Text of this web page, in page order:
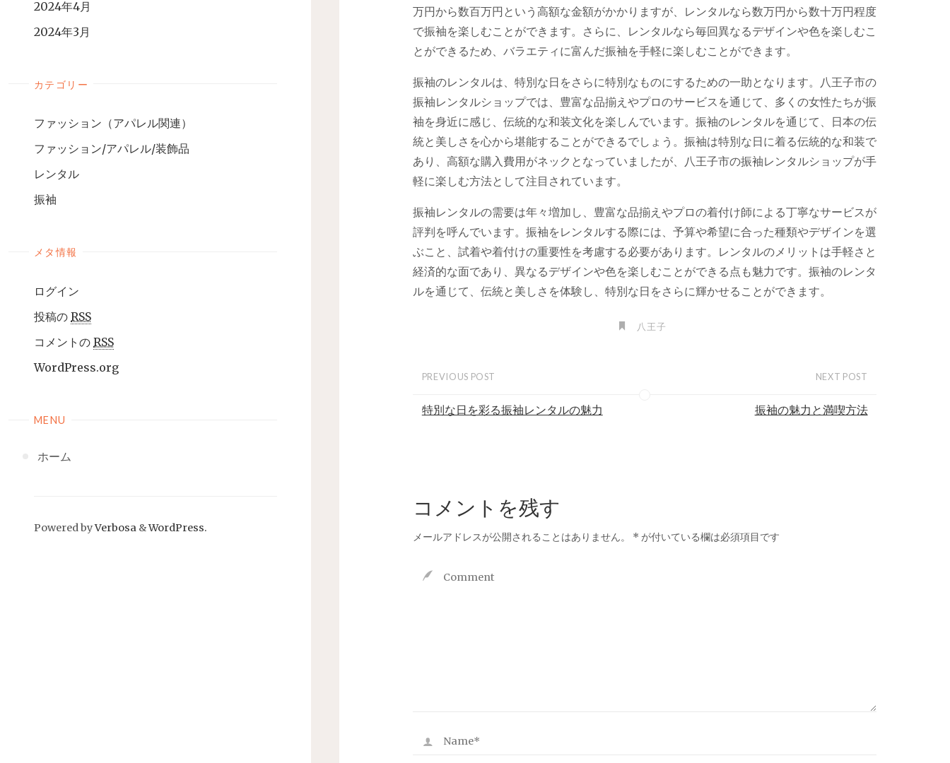
2024年4月
2024年3月
カテゴリー
ファッション（アパレル関連）
ファッション/アパレル/装飾品
レンタル
振袖
メタ情報
ログイン
投稿の RSS
コメントの RSS
WordPress.org
MENU
ホーム
Powered byVerbosa &WordPress.
万円から数百万円という高額な金額がかかりますが、レンタルなら数万円から数十万円程度
で振袖を楽しむことができます。さらに、レンタルなら毎回異なるデザインや色を楽しむこ
とができるため、バラエティに富んだ振袖を手軽に楽しむことができます。
振袖のレンタルは、特別な日をさらに特別なものにするための一助となります。八王子市の
振袖レンタルショップでは、豊富な品揃えやプロのサービスを通じて、多くの女性たちが振
袖を身近に感じ、伝統的な和装文化を楽しんでいます。振袖のレンタルを通じて、日本の伝
統と美しさを心から堪能することができるでしょう。振袖は特別な日に着る伝統的な和装で
あり、高額な購入費用がネックとなっていましたが、八王子市の振袖レンタルショップが手
軽に楽しむ方法として注目されています。
振袖レンタルの需要は年々増加し、豊富な品揃えやプロの着付け師による丁寧なサービスが
評判を呼んでいます。振袖をレンタルする際には、予算や希望に合った種類やデザインを選
ぶこと、試着や着付けの重要性を考慮する必要があります。レンタルのメリットは手軽さと
経済的な面であり、異なるデザインや色を楽しむことができる点も魅力です。振袖のレンタ
ルを通じて、伝統と美しさを体験し、特別な日をさらに輝かせることができます。
八王子
PREVIOUS POST
特別な日を彩る振袖レンタルの魅力
NEXT POST
振袖の魅力と満喫方法
コメントを残す
メールアドレスが公開されることはありません。 * が付いている欄は必須項目です